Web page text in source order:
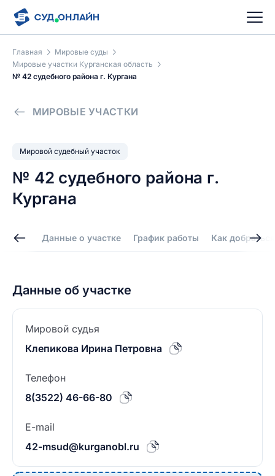
Главная
Мировые суды
Мировые участки Курганская область
№ 42 судебного района г. Кургана
МИРОВЫЕ УЧАСТКИ
Мировой судебный участок
№ 42 судебного района г.
Кургана
Данные о участке График работы Как добраться
Данные об участке
Мировой судья
Клепикова Ирина Петровна
Телефон
8(3522) 46-66-80
E-mail
42-msud@kurganobl.ru